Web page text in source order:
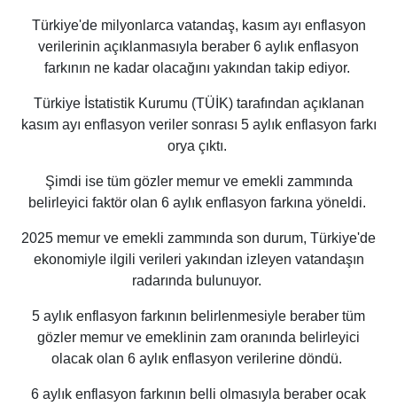
Türkiye'de milyonlarca vatandaş, kasım ayı enflasyon
verilerinin açıklanmasıyla beraber 6 aylık enflasyon
farkının ne kadar olacağını yakından takip ediyor.
Türkiye İstatistik Kurumu (TÜİK) tarafından açıklanan
kasım ayı enflasyon veriler sonrası 5 aylık enflasyon farkı
orya çıktı.
Şimdi ise tüm gözler memur ve emekli zammında
belirleyici faktör olan 6 aylık enflasyon farkına yöneldi.
2025 memur ve emekli zammında son durum, Türkiye'de
ekonomiyle ilgili verileri yakından izleyen vatandaşın
radarında bulunuyor.
5 aylık enflasyon farkının belirlenmesiyle beraber tüm
gözler memur ve emeklinin zam oranında belirleyici
olacak olan 6 aylık enflasyon verilerine döndü.
6 aylık enflasyon farkının belli olmasıyla beraber ocak